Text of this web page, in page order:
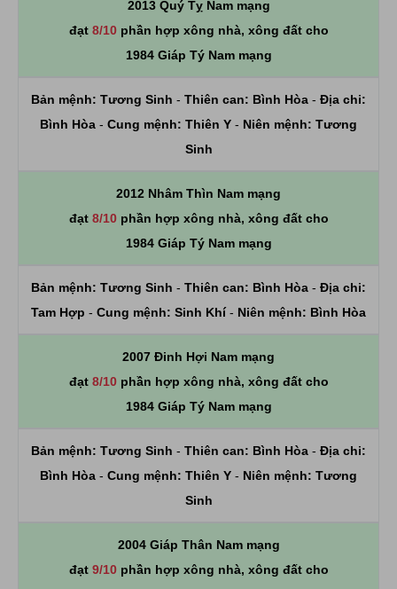
2013 Quý Tỵ Nam mạng
đạt 8/10phần hợp xông nhà, xông đất cho
1984 Giáp Tý Nam mạng
Bản mệnh: Tương Sinh - Thiên can: Bình Hòa - Địa chi:
Bình Hòa - Cung mệnh: Thiên Y - Niên mệnh: Tương
Sinh
2012 Nhâm Thìn Nam mạng
đạt 8/10phần hợp xông nhà, xông đất cho
1984 Giáp Tý Nam mạng
Bản mệnh: Tương Sinh - Thiên can: Bình Hòa - Địa chi:
Tam Hợp - Cung mệnh: Sinh Khí- Niên mệnh: Bình Hòa
2007 Đinh Hợi Nam mạng
đạt 8/10phần hợp xông nhà, xông đất cho
1984 Giáp Tý Nam mạng
Bản mệnh: Tương Sinh - Thiên can: Bình Hòa - Địa chi:
Bình Hòa - Cung mệnh: Thiên Y - Niên mệnh: Tương
Sinh
2004 Giáp Thân Nam mạng
đạt 9/10phần hợp xông nhà, xông đất cho